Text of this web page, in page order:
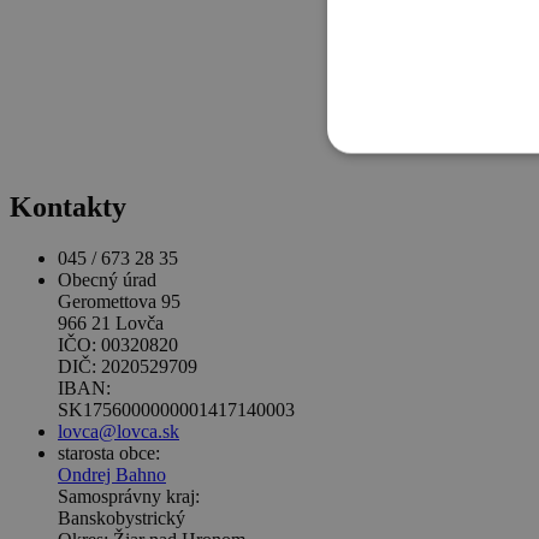
Kontakty
045 / 673 28 35
Obecný úrad
Geromettova 95
966 21 Lovča
IČO: 00320820
DIČ: 2020529709
IBAN:
SK1756000000001417140003
lovca@lovca.sk
starosta obce:
Ondrej Bahno
Samosprávny kraj:
Banskobystrický